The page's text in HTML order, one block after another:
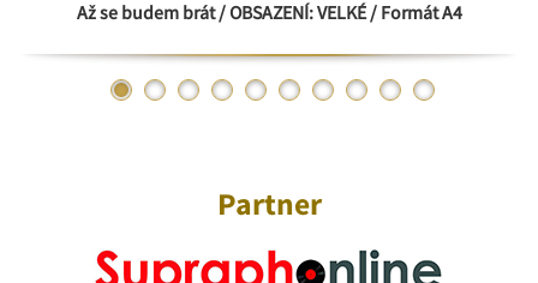
Až se budem brát / OBSAZENÍ: VELKÉ / Formát A4
Partner